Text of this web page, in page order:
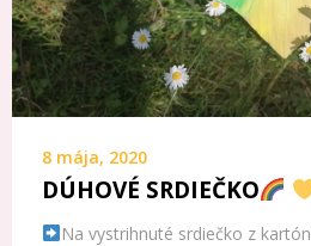
8 mája, 2020
DÚHOVÉ SRDIEČKO
Na vystrihnuté srdiečko z